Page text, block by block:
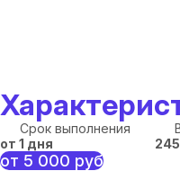
Срок выполнения
от 1 дня
от 5 000 руб